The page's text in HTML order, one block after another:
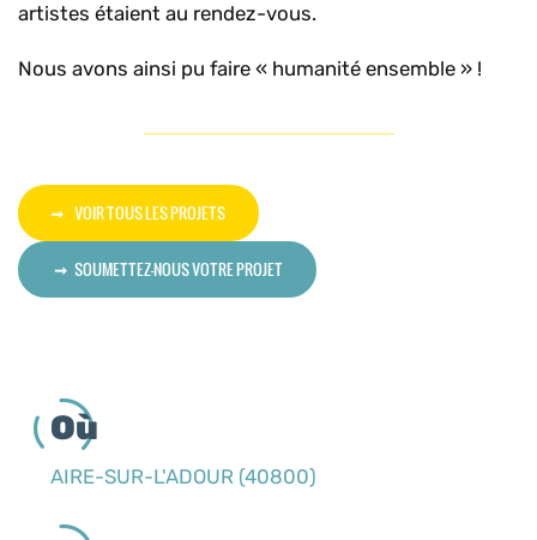
artistes étaient au rendez-vous.
Nous avons ainsi pu faire « humanité ensemble » !
VOIR TOUS LES PROJETS
SOUMETTEZ-NOUS VOTRE PROJET
Où
AIRE-SUR-L'ADOUR (40800)